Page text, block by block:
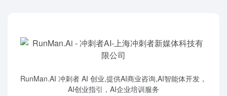
RunMan.AI 冲刺者 AI 创业,提供AI商业咨询,AI智能体开发，
AI创业指引，AI企业培训服务